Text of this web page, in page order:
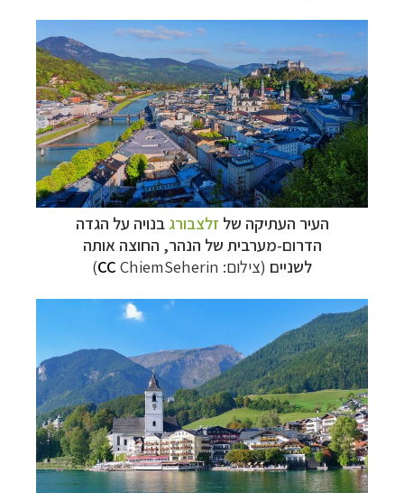
העיר העתיקה של זלצבורגבנויה על הגדה
הדרום-מערבית של הנהר, החוצה אותה
לשניים (צילום: CC ChiemSeherin)